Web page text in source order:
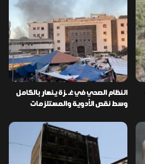
النظام الصحي في غـ ـزة ينهار بالكامل
وسط نقص الأدوية والمستلزمات